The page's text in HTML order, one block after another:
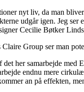
nyt liv, da man
udgår igen. Jeg
Cecilie Bøtker
Group ser man
her samarbejde
endnu mere
an på effekten,